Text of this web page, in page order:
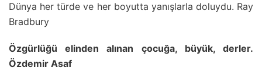
Dünya her türde ve her boyutta yanışlarla doluydu. Ray
Bradbury
Özgürlüğü elinden alınan çocuğa, büyük, derler.
Özdemir Asaf